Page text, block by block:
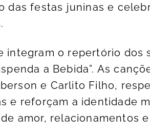
das festas juninas e
integram o repertório dos
a Bebida”. As
e Carlito Filho,
e reforçam a identidade
amor, relacionamentos